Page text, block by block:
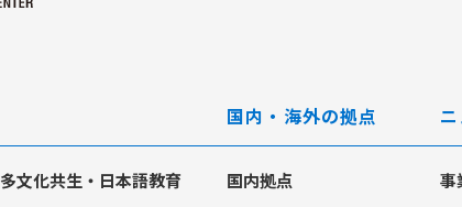
多文化共生・日本語教育
国内・海外の拠点
国内拠点
事